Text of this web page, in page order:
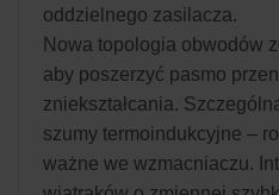
oddzielnego zasilacza.
Nowa topologia obwodów
aby poszerzyć pasmo
zniekształcania.
szumy termoindukcyjne –
ważne we wzmacniaczu.